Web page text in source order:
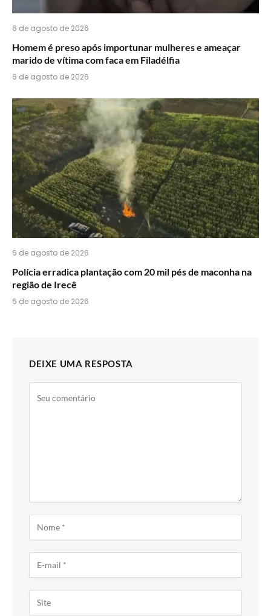
6 de agosto de 2026
Homem é preso após importunar mulheres e ameaçar
marido de vítima com faca em Filadélfia
6 de agosto de 2026
6 de agosto de 2026
Polícia erradica plantação com 20 mil pés de maconha na
região de Irecê
6 de agosto de 2026
DEIXE UMA RESPOSTA